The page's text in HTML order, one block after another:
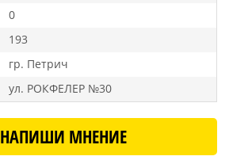
0
193
гр. Петрич
ул. РОКФЕЛЕР №30
НАПИШИ МНЕНИЕ